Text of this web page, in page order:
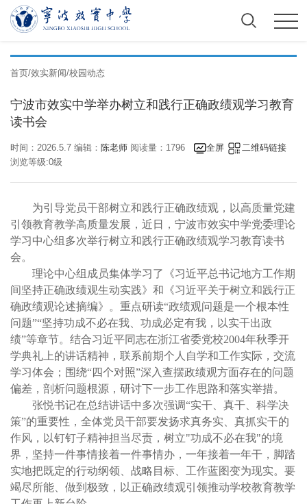
首页/效实新闻/校园动态
宁波市效实中学举办树立和践行正确政绩观学习教育
读书会
时间：2026.5.7 编辑： 陈老师 阅读量：1796 全屏
二维码链接
浏览等级:0级
为引导党员干部树立和践行正确政绩观，以高质量党建
引领教育教学高质量发展，近日，宁波市效实中学党委理论
学习中心组多次举行树立和践行正确政绩观学习教育读书
会。
理论中心组成员集体学习了《习近平总书记地方工作期
间坚持正确政绩观生动实践》和《习近平关于树立和践行正
确政绩观论述摘编》。重点研读“政绩观问题是一个根本性
问题”“坚持功成不必在我、功成必定有我，以实干出政
绩”等章节。结合习近平同志在浙江省委党校2004年秋季开
学典礼上的讲话精神，联系前期个人自学和工作实际，交流
学习体会；围绕“四个对照”深入查摆政绩观方面存在的问题
偏差，剖析问题根源，研讨下一步工作思路和落实举措。
张悦书记在总结讲话中多次强调“实干、真干、科学决
策”的重要性，全体党员干部要发扬求真务实、真抓实干的
作风，以钉钉子精神担当尽责，树立"功成不必在我"的境
界，坚持一件事情接着一件事情办，一年接着一年干，脚踏
实地把既定的行动纲领、战略目标、工作蓝图变为现实。要
竭尽所能、做到极致，以正确政绩观引领推动学校教育教学